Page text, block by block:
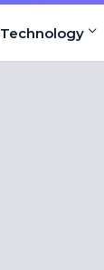
Technology